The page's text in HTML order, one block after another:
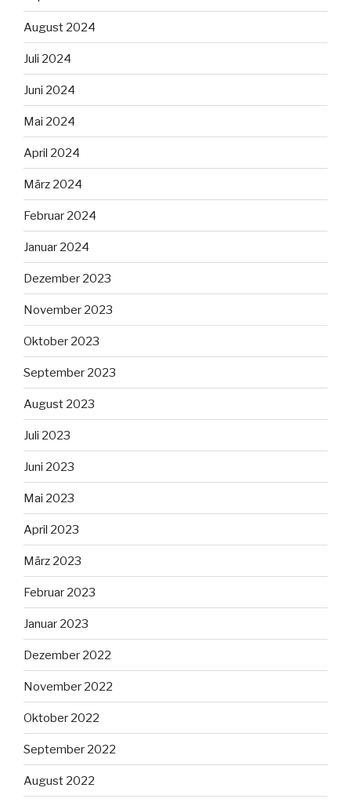
August 2024
Juli 2024
Juni 2024
Mai 2024
April 2024
März 2024
Februar 2024
Januar 2024
Dezember 2023
November 2023
Oktober 2023
September 2023
August 2023
Juli 2023
Juni 2023
Mai 2023
April 2023
März 2023
Februar 2023
Januar 2023
Dezember 2022
November 2022
Oktober 2022
September 2022
August 2022